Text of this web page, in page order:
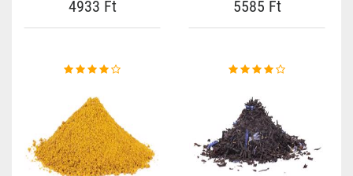
4933 Ft 5585 Ft